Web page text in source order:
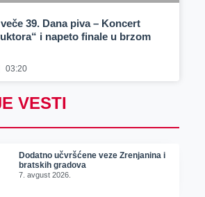
39. Dana piva – Koncert
i napeto finale u brzom
03:20
VESTI
Dodatno učvršćene veze Zrenjanina i
bratskih gradova
7. avgust 2026.